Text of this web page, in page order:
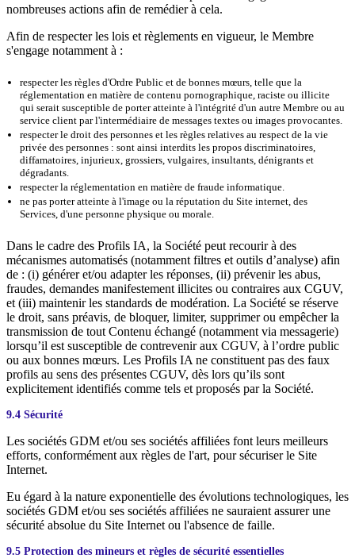
nombreuses actions afin de remédier à cela.
Afin de respecter les lois et règlements en vigueur, le Membre
s'engage notamment à :
respecter les règles d'Ordre Public et de bonnes mœurs, telle que la
réglementation en matière de contenu pornographique, raciste ou illicite
qui serait susceptible de porter atteinte à l'intégrité d'un autre Membre ou au
service client par l'intermédiaire de messages textes ou images provocantes.
respecter le droit des personnes et les règles relatives au respect de la vie
privée des personnes : sont ainsi interdits les propos discriminatoires,
diffamatoires, injurieux, grossiers, vulgaires, insultants, dénigrants et
dégradants.
respecter la réglementation en matière de fraude informatique.
ne pas porter atteinte à l'image ou la réputation du Site internet, des
Services, d'une personne physique ou morale.
Dans le cadre des Profils IA, la Société peut recourir à des
mécanismes automatisés (notamment filtres et outils d’analyse) afin
de : (i) générer et/ou adapter les réponses, (ii) prévenir les abus,
fraudes, demandes manifestement illicites ou contraires aux CGUV,
et (iii) maintenir les standards de modération. La Société se réserve
le droit, sans préavis, de bloquer, limiter, supprimer ou empêcher la
transmission de tout Contenu échangé (notamment via messagerie)
lorsqu’il est susceptible de contrevenir aux CGUV, à l’ordre public
ou aux bonnes mœurs. Les Profils IA ne constituent pas des faux
profils au sens des présentes CGUV, dès lors qu’ils sont
explicitement identifiés comme tels et proposés par la Société.
9.4 Sécurité
Les sociétés GDM et/ou ses sociétés affiliées font leurs meilleurs
efforts, conformément aux règles de l'art, pour sécuriser le Site
Internet.
Eu égard à la nature exponentielle des évolutions technologiques, les
sociétés GDM et/ou ses sociétés affiliées ne sauraient assurer une
sécurité absolue du Site Internet ou l'absence de faille.
9.5 Protection des mineurs et règles de sécurité essentielles